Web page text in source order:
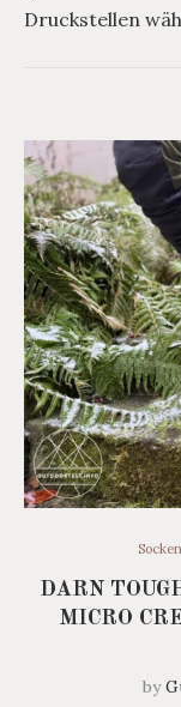
Druckstellen
Socken
DARN
MICRO
by